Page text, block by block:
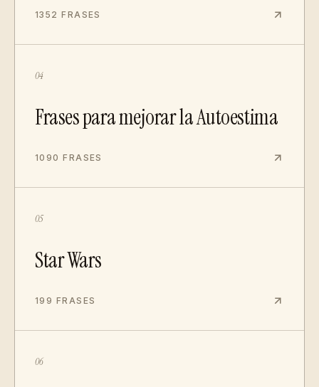
1352 FRASES
04
Frases para mejorar la Autoestima
1090 FRASES
05
Star Wars
199 FRASES
06